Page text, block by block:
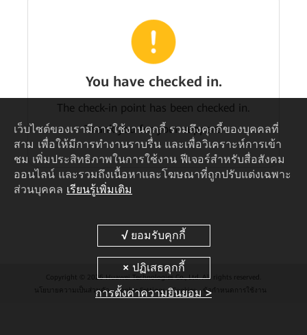
You have checked in.
The check-in point has been checked in.
Thank you for your support!
Copyright © 2026 Huawei Technologies Co., Ltd. All rights reserved.
นโยบายความเป็นส่วนตัว
Cookie Settings Cookies ข้อกำหนดการใช้งาน
เว็บไซต์ของเรามีการใช้งานคุกกี้ รวมถึงคุกกี้ของบุคคลที่
สาม เพื่อให้มีการทำงานราบรื่น และเพื่อวิเคราะห์การเข้า
ชม เพิ่มประสิทธิภาพในการใช้งาน ฟีเจอร์สำหรับสื่อสังคม
ออนไลน์ และรวมถึงเนื้อหาและโฆษณาที่ถูกปรับแต่งเฉพาะ
ส่วนบุคคล เรียนรู้เพิ่มเติม
การตั้งค่าความยินยอม >